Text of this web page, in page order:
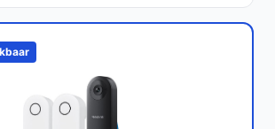
+ CH1 Video Deurbel Set is een
oplossing voor iedereen
Met zijn geavanceerde
installatieopties is het een slimme
huiseigenaar.